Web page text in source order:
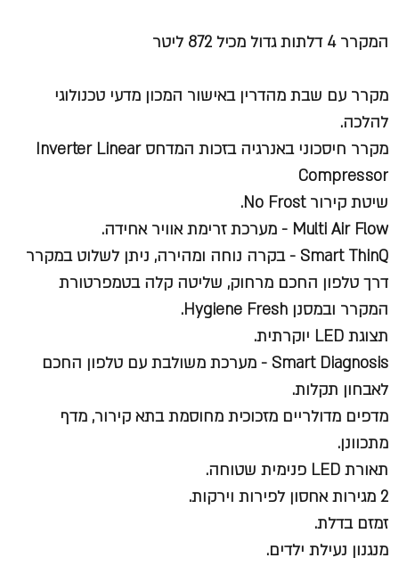
המקרר 4 דלתות גדול מכיל 872 ליטר
מקרר עם שבת מהדרין באישור המכון מדעי טכנולוגי
להלכה.
מקרר חיסכוני באנרגיה בזכות המדחס Inverter Linear
Compressor
שיטת קירור No Frost.
Multi Air Flow - מערכת זרימת אוויר אחידה.
Smart ThinQ - בקרה נוחה ומהירה, ניתן לשלוט במקרר
דרך טלפון החכם מרחוק, שליטה קלה בטמפרטורת
המקרר ובמסנן Hygiene Fresh.
תצוגת LED יוקרתית.
Smart Diagnosis - מערכת משולבת עם טלפון החכם
לאבחון תקלות.
מדפים מדולריים מזכוכית מחוסמת בתא קירור, מדף
מתכוונן.
תאורת LED פנימית שטוחה.
2 מגירות אחסון לפירות וירקות.
זמזם בדלת.
מנגנון נעילת ילדים.